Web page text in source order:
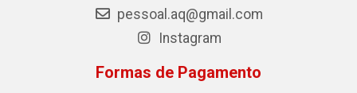
pessoal.aq@gmail.com
Instagram
Formas de Pagamento